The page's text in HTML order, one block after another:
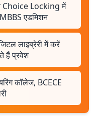
Choice Locking में
एडमिशन
लाइब्रेरी में करें
हैं प्रवेश
कॉलेज, BCECE